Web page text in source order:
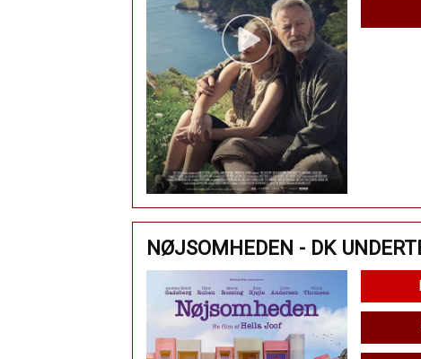
NØJSOMHEDEN - DK